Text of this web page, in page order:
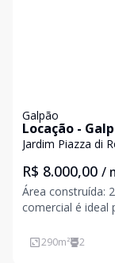
Galpão
Locação -
Comercial na
Jardim Piazza di
R$ 8.000,00 /
Área construída: 290m² Descrição:
comercial é ideal
uma região
Com excelente
290m² 2